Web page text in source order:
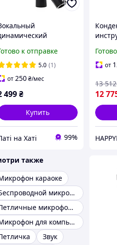
к отправке
5.0 (1)
от250₴/мес
499₴
Купить
на Хаті 99%
от
12
13 512
также
караоке
Беспроводной микрофон
Петличные микрофоны
Микрофон для компьютера
Звук